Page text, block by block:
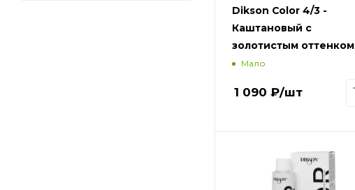
Dikson Color 4/3 -
Каштановый с
золотистым оттенком
Мало
1 090 ₽/шт